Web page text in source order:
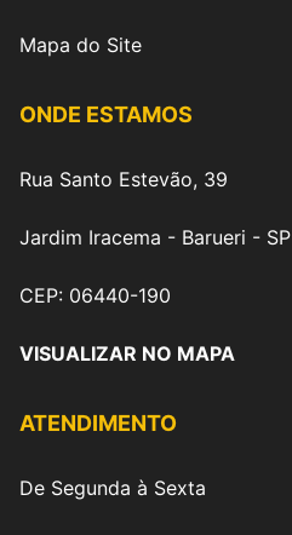
Mapa do Site
ONDE ESTAMOS
Rua Santo Estevão, 39
Jardim Iracema - Barueri - SP
CEP: 06440-190
VISUALIZAR NO MAPA
ATENDIMENTO
De Segunda à Sexta